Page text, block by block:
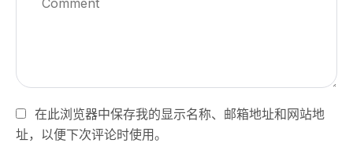
在此浏览器中保存我的显示名称、邮箱地址和网站地
址，以便下次评论时使用。